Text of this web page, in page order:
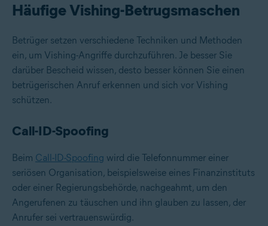
Häufige Vishing-Betrugsmaschen
Betrüger setzen verschiedene Techniken und Methoden
ein, um Vishing-Angriffe durchzuführen. Je besser Sie
darüber Bescheid wissen, desto besser können Sie einen
betrügerischen Anruf erkennen und sich vor Vishing
schützen.
Call-ID-Spoofing
Beim Call-ID-Spoofing wird die Telefonnummer einer
seriösen Organisation, beispielsweise eines Finanzinstituts
oder einer Regierungsbehörde, nachgeahmt, um den
Angerufenen zu täuschen und ihn glauben zu lassen, der
Anrufer sei vertrauenswürdig.